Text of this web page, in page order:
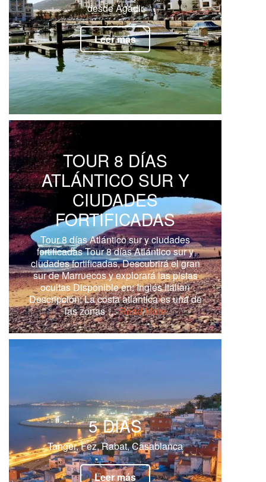
desde Agadir
Leer más
TOUR 8 DÍAS
ATLÁNTICO SUR Y
CIUDADES
FORTIFICADAS
Tour 8 días Atlántico sur y ciudades
fortificadas Tour 8 días Atlántico sur y
ciudades fortificadas, Descubrirá el gran
sur de Marruecos y explorará las pistas
ocultas Disponible en: Inglés Italian
Descripción: La costa atlántica es una de
las zonas …Read More
5 DIAS
Tanger, Fez, Rabat, Casablanca
Leer más